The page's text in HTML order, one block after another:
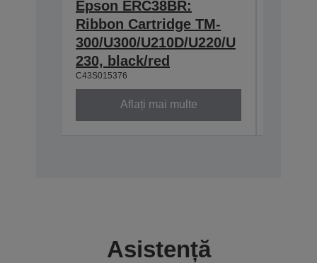
Epson ERC38BR:
Ribbon Cartridge TM-
300/U300/U210D/U220/U
230, black/red
C43S015376
Aflați mai multe
Asistență